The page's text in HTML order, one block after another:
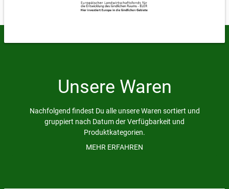
Unsere Waren
Nachfolgend findest Du alle unsere Waren sortiert und
gruppiert nach Datum der Verfügbarkeit und
Produktkategorien.
Bei von-bis Preisen (z.B. 10,00-15,00 €) wird nach Kilo
MEHR ERFAHREN